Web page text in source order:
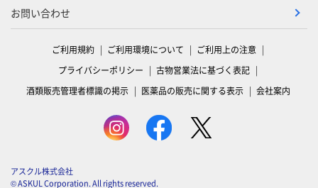
お問い合わせ
ご利用規約 ご利用環境について
ご利用上の注意
プライバシーポリシー
古物営業法に基づく表記
酒類販売管理者標識の掲示
医薬品の販売に関する表示 会社案内
アスクル株式会社
© ASKUL Corporation. All rights reserved.